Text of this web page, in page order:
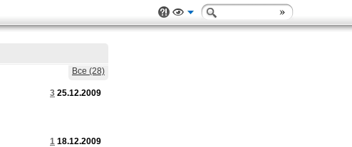
Все (28)
3 25.12.2009
1 18.12.2009